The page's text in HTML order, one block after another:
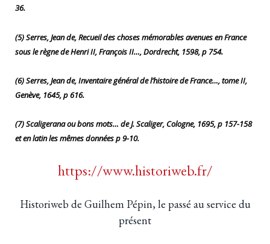
36.
(5) Serres, Jean de, Recueil des choses mémorables avenues en France
sous le règne de Henri II, François II…, Dordrecht, 1598, p 754.
(6) Serres, Jean de, Inventaire général de l’histoire de France…, tome II,
Genève, 1645, p 616.
(7) Scaligerana ou bons mots… de J. Scaliger, Cologne, 1695, p 157-158
et en latin les mêmes données p 9-10.
https://www.historiweb.fr/
Historiweb de Guilhem Pépin, le passé au service du
présent